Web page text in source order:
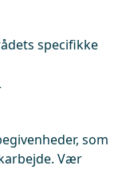
specifikke
som
Vær